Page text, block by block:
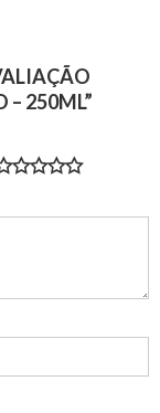
– 250ML”